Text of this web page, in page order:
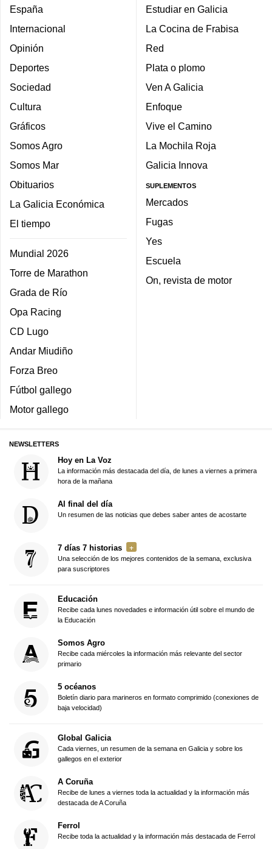
España
Internacional
Opinión
Deportes
Sociedad
Cultura
Gráficos
Somos Agro
Somos Mar
Obituarios
La Galicia Económica
El tiempo
Mundial 2026
Torre de Marathon
Grada de Río
Opa Racing
CD Lugo
Andar Miudiño
Forza Breo
Fútbol gallego
Motor gallego
Estudiar en Galicia
La Cocina de Frabisa
Red
Plata o plomo
Ven A Galicia
Enfoque
Vive el Camino
La Mochila Roja
Galicia Innova
SUPLEMENTOS
Mercados
Fugas
Yes
Escuela
On, revista de motor
NEWSLETTERS
Hoy en La Voz
La información más destacada del día, de lunes a viernes a primera
hora de la mañana
Al final del día
Un resumen de las noticias que debes saber antes de acostarte
7 días 7 historias
Una selección de los mejores contenidos de la semana, exclusiva
para suscriptores
Educación
Recibe cada lunes novedades e información útil sobre el mundo de
la Educación
Somos Agro
Recibe cada miércoles la información más relevante del sector
primario
5 océanos
Boletín diario para marineros en formato comprimido (conexiones de
baja velocidad)
Global Galicia
Cada viernes, un resumen de la semana en Galicia y sobre los
gallegos en el exterior
A Coruña
Recibe de lunes a viernes toda la actualidad y la información más
destacada de A Coruña
Ferrol
Recibe toda la actualidad y la información más destacada de Ferrol